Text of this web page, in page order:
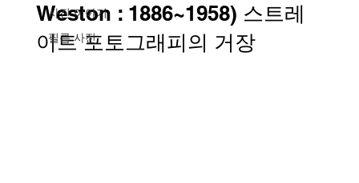
사진 이야기
필름 사진
Weston : 1886~1958) 스트레
이트 포토그래피의 거장